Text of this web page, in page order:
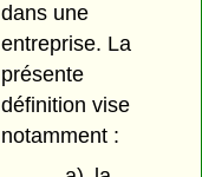
dans une
entreprise. La
présente
définition vise
notamment :